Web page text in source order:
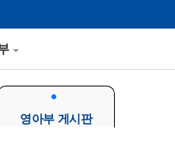
영아부 게시판